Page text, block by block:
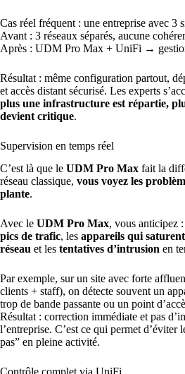
Cas réel fréquent : une entreprise avec 3
Avant : 3 réseaux séparés, aucune
Après : UDM Pro Max + UniFi →
Résultat : même configuration partout,
et accès distant sécurisé. Les experts
plus une infrastructure est répartie,
devient critique.
Supervision en temps réel
C’est là que le UDM Pro Max fait la
réseau classique, vous voyez les
plante.
Avec le UDM Pro Max, vous anticipez
pics de trafic, les appareils qui saturent
réseau et les tentatives d’intrusion en
Par exemple, sur un site avec forte
clients + staff), on détecte souvent un
trop de bande passante ou un point
Résultat : correction immédiate et pas
l’entreprise. C’est ce qui permet d’éviter
pas” en pleine activité.